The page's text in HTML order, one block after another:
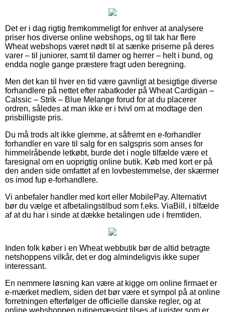
Det er i dag rigtig fremkommeligt for enhver at analysere
priser hos diverse online webshops, og til tak har flere
Wheat webshops været nødt til at sænke priserne på deres
varer – til juniorer, samt til damer og herrer – helt i bund, og
endda nogle gange præstere fragt uden beregning.
Men det kan til hver en tid være gavnligt at besigtige diverse
forhandlere på nettet efter rabatkoder på Wheat Cardigan –
Calssic – Strik – Blue Melange forud for at du placerer
ordren, således at man ikke er i tvivl om at modtage den
prisbilligste pris.
Du må trods alt ikke glemme, at såfremt en e-forhandler
forhandler en vare til salg for en salgspris som anses for
himmelråbende letkøbt, burde det i nogle tilfælde være et
faresignal om en uoprigtig online butik. Køb med kort er på
den anden side omfattet af en lovbestemmelse, der skærmer
os imod fup e-forhandlere.
Vi anbefaler handler med kort eller MobilePay. Alternativt
bør du vælge et afbetalingstilbud som f.eks. ViaBill, i tilfælde
af at du har i sinde at dække betalingen ude i fremtiden.
Inden folk køber i en Wheat webbutik bør de altid betragte
netshoppens vilkår, det er dog almindeligvis ikke super
interessant.
En nemmere løsning kan være at kigge om online firmaet er
e-mærket medlem, siden det bør være et sympol på at online
forretningen efterfølger de officielle danske regler, og at
online webshoppen rutinemæssigt tilses af jurister som er